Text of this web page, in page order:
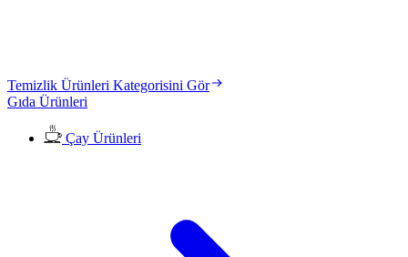
Temizlik Ürünleri Kategorisini Gör
Gıda Ürünleri
Çay Ürünleri